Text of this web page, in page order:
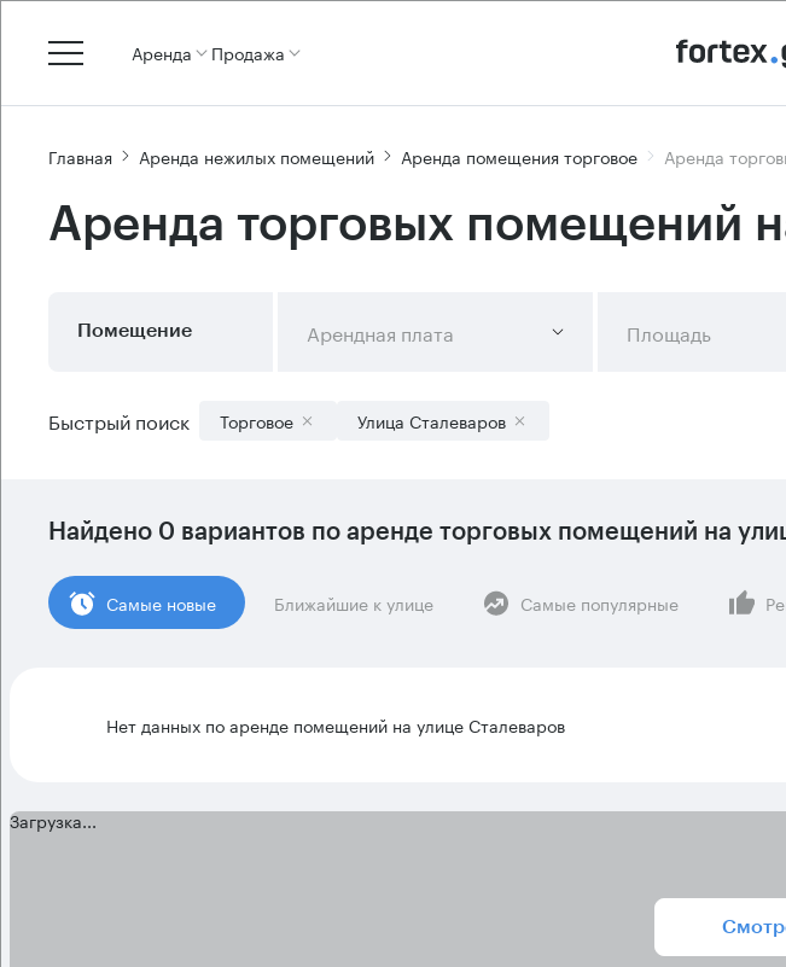
Аренда Продажа
Главная Аренда нежилых помещений Аренда помещения торговое Аренда
Аренда торговых помещений
Помещение Арендная плата Площадь
Быстрый поиск Торговое Улица Сталеваров
Найдено 0 вариантов по аренде торговых помещений на
Cамые новые Ближайшие к улице Самые популярные
Нет данных по аренде помещений на улице Сталеваров
Загрузка...